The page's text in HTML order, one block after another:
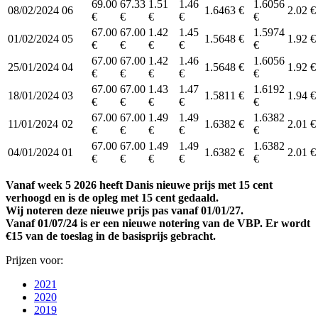
08/02/2024 06
69.00
€
67.33
€
1.51
€
1.46
€
1.6463 €
1.6056
€
2.02 €
01/02/2024 05
67.00
€
67.00
€
1.42
€
1.45
€
1.5648 €
1.5974
€
1.92 €
25/01/2024 04
67.00
€
67.00
€
1.42
€
1.46
€
1.5648 €
1.6056
€
1.92 €
18/01/2024 03
67.00
€
67.00
€
1.43
€
1.47
€
1.5811 €
1.6192
€
1.94 €
11/01/2024 02
67.00
€
67.00
€
1.49
€
1.49
€
1.6382 €
1.6382
€
2.01 €
04/01/2024 01
67.00
€
67.00
€
1.49
€
1.49
€
1.6382 €
1.6382
€
2.01 €
Vanaf week 5 2026 heeft Danis nieuwe prijs met 15 cent
verhoogd en is de opleg met 15 cent gedaald.
Wij noteren deze nieuwe prijs pas vanaf 01/01/27.
Vanaf 01/07/24 is er een nieuwe notering van de VBP. Er wordt
€15 van de toeslag in de basisprijs gebracht.
Prijzen voor:
2021
2020
2019